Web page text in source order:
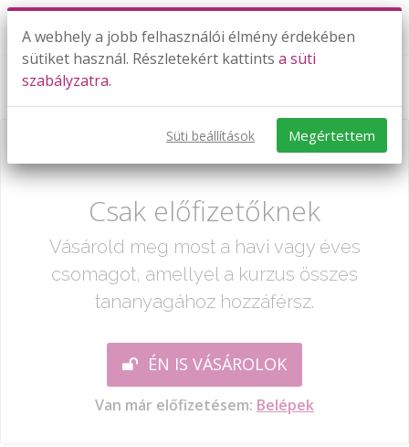
Határozott integrál és alkalmazásai
Már csak egy lépés:
Csak előfizetőknek
Vásárold meg most a havi vagy éves
csomagot, amellyel a kurzus összes
tananyagához hozzáférsz.
ÉN IS VÁSÁROLOK
Van már előfizetésem: Belépek
A webhely a jobb felhasználói élmény érdekében
sütiket használ. Részletekért kattints a süti
szabályzatra.
Süti beállítások Megértettem